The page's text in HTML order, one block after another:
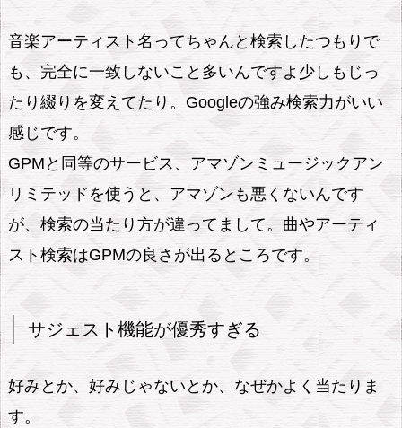
音楽アーティスト名ってちゃんと検索したつもりで
も、完全に一致しないこと多いんですよ少しもじっ
たり綴りを変えてたり。Googleの強み検索力がいい
感じです。
GPMと同等のサービス、アマゾンミュージックアン
リミテッドを使うと、アマゾンも悪くないんです
が、検索の当たり方が違ってまして。曲やアーティ
スト検索はGPMの良さが出るところです。
サジェスト機能が優秀すぎる
好みとか、好みじゃないとか、なぜかよく当たりま
す。